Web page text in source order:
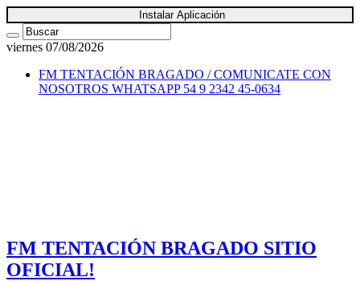
Instalar Aplicación
viernes 07/08/2026
FM TENTACIÓN BRAGADO / COMUNICATE CON
NOSOTROS WHATSAPP 54 9 2342 45-0634
FM TENTACIÓN BRAGADO SITIO
OFICIAL!